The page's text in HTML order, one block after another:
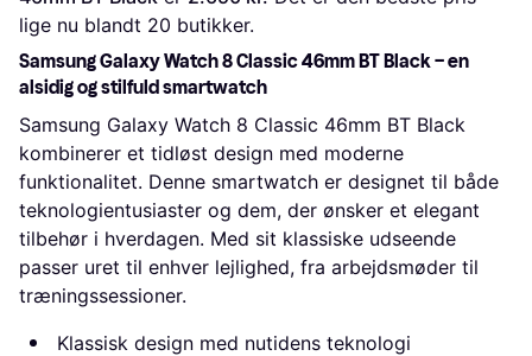
lige nu blandt 20 butikker.
Samsung Galaxy Watch 8 Classic 46mm BT Black – en
alsidig og stilfuld smartwatch
Samsung Galaxy Watch 8 Classic 46mm BT Black
kombinerer et tidløst design med moderne
funktionalitet. Denne smartwatch er designet til både
teknologientusiaster og dem, der ønsker et elegant
tilbehør i hverdagen. Med sit klassiske udseende
passer uret til enhver lejlighed, fra arbejdsmøder til
træningssessioner.
Klassisk design med nutidens teknologi